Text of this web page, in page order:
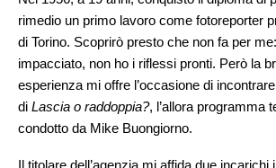
rimedio un primo lavoro come fotoreporter
di Torino. Scoprirò presto che non fa per
impacciato, non ho i riflessi pronti. Però la
esperienza mi offre l’occasione di
di Lascia o raddoppia?, l’allora programma
condotto da Mike Buongiorno.
Il titolare dell’agenzia mi affida due incarichi